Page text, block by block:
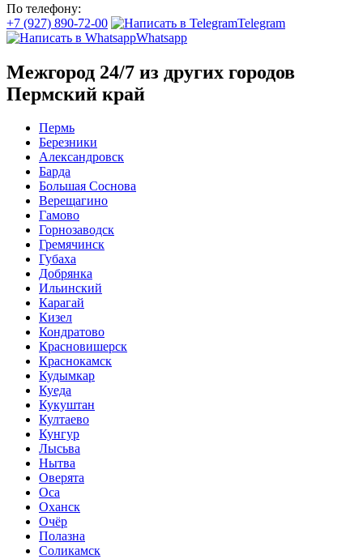
По телефону:
+7 (927) 890-72-00
Telegram
Whatsapp
Межгород 24/7 из других городов
Пермский край
Пермь
Березники
Александровск
Барда
Большая Соснова
Верещагино
Гамово
Горнозаводск
Гремячинск
Губаха
Добрянка
Ильинский
Карагай
Кизел
Кондратово
Красновишерск
Краснокамск
Кудымкар
Куеда
Кукуштан
Култаево
Кунгур
Лысьва
Нытва
Оверята
Оса
Оханск
Очёр
Полазна
Соликамск